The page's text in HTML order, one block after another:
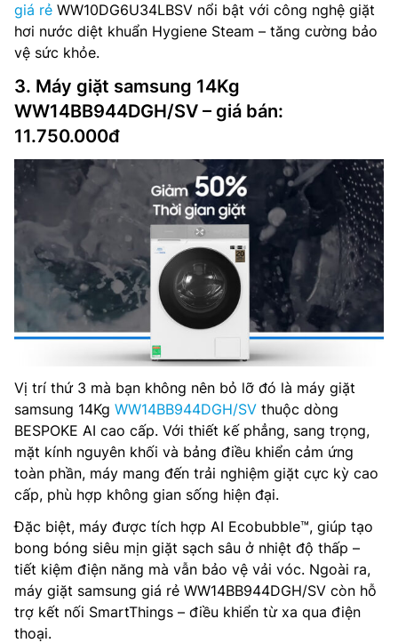
giá rẻ WW10DG6U34LBSV nổi bật với công nghệ giặt
hơi nước diệt khuẩn Hygiene Steam – tăng cường bảo
vệ sức khỏe.
3. Máy giặt samsung 14Kg
WW14BB944DGH/SV – giá bán:
11.750.000đ
Vị trí thứ 3 mà bạn không nên bỏ lỡ đó là máy giặt
samsung 14Kg WW14BB944DGH/SV thuộc dòng
BESPOKE AI cao cấp. Với thiết kế phẳng, sang trọng,
mặt kính nguyên khối và bảng điều khiển cảm ứng
toàn phần, máy mang đến trải nghiệm giặt cực kỳ cao
cấp, phù hợp không gian sống hiện đại.
Đặc biệt, máy được tích hợp AI Ecobubble™, giúp tạo
bong bóng siêu mịn giặt sạch sâu ở nhiệt độ thấp –
tiết kiệm điện năng mà vẫn bảo vệ vải vóc. Ngoài ra,
máy giặt samsung giá rẻ WW14BB944DGH/SV còn hỗ
trợ kết nối SmartThings – điều khiển từ xa qua điện
thoại.